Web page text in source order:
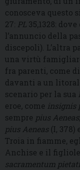
conosceva questo
27: PL 35,1328:
l’annuncio della
discepoli). L’altra
una virtù
fra parenti, come
davanti a un
scenario per la sua
eroe, come insignis
sempre pius Aeneas
pius Aeneas (I, 378)
Troia in fiamme,
Anchise e il
sacramentum